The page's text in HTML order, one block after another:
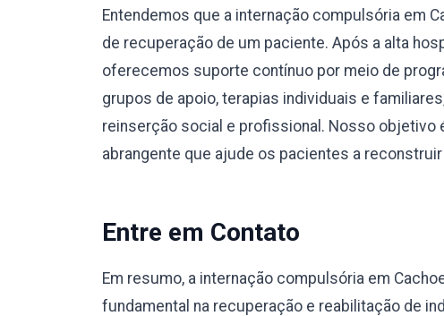
Entendemos que a internação compulsória em
de recuperação de um paciente. Após a alta
oferecemos suporte contínuo por meio de
grupos de apoio, terapias individuais e
reinserção social e profissional. Nosso
abrangente que ajude os pacientes a
Entre em Contato
Em resumo, a internação compulsória em
fundamental na recuperação e reabilitação de